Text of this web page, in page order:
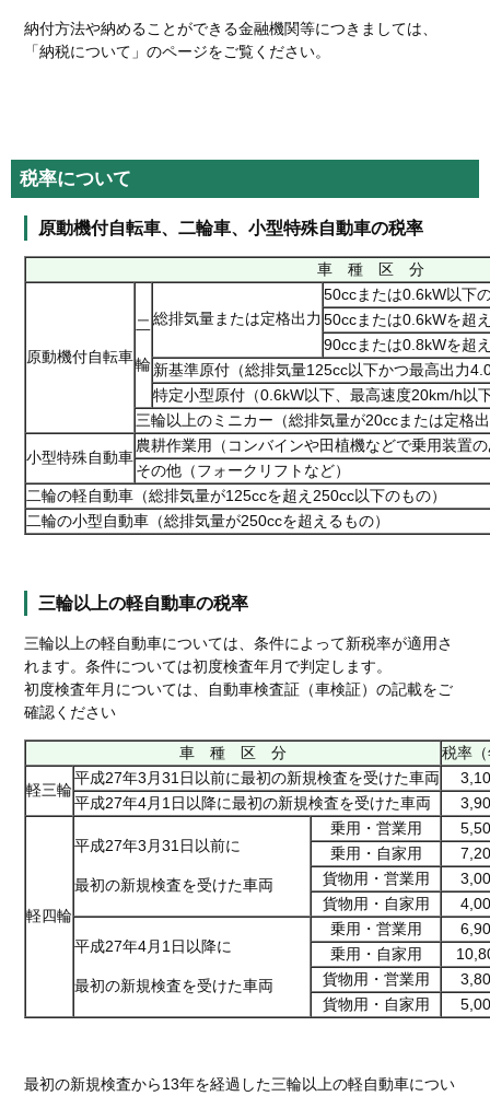
納付方法や納めることができる金融機関等につきましては、
「納税について」のページをご覧ください。
税率について
原動機付自転車、二輪車、小型特殊自動車の税率
車 種 区 分
原動機付自転車
二
輪
総排気量または定格出力
50ccまたは0.6kW以下
50ccまたは0.6kWを超
90ccまたは0.8kWを超
新基準原付（総排気量125cc以下かつ最高出力
特定小型原付（0.6kW以下、最高速度20km/h以
三輪以上のミニカー（総排気量が20ccまたは定格
小型特殊自動車
農耕作業用（コンバインや田植機などで乗用装置
その他（フォークリフトなど）
二輪の軽自動車（総排気量が125ccを超え250cc以下のもの）
二輪の小型自動車（総排気量が250ccを超えるもの）
三輪以上の軽自動車の税率
三輪以上の軽自動車については、条件によって新税率が適用さ
れます。条件については初度検査年月で判定します。
初度検査年月については、自動車検査証（車検証）の記載をご
確認ください
車 種 区 分 税率
軽三輪
平成27年3月31日以前に最初の新規検査を受けた車両
平成27年4月1日以降に最初の新規検査を受けた車両
軽四輪
平成27年3月31日以前に
最初の新規検査を受けた車両
乗用・営業用
乗用・自家用
貨物用・営業用
貨物用・自家用
平成27年4月1日以降に
最初の新規検査を受けた車両
乗用・営業用
乗用・自家用
貨物用・営業用
貨物用・自家用
最初の新規検査から13年を経過した三輪以上の軽自動車につい